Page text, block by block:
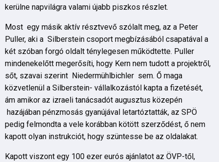
kerülne napvilágra valami újabb piszkos részlet.
Most egy másik aktív résztvevő szólalt meg, az a Peter
Puller, aki a Silberstein csoport megbízásából csapatával a
két szóban forgó oldalt ténylegesen működtette. Puller
mindenekelőtt megerősíti, hogy Kern nem tudott a projektről,
sőt, szavai szerint Niedermühlbichler sem. Ő maga
közvetlenül a Silberstein- vállalkozástól kapta a fizetését,
ám amikor az izraeli tanácsadót augusztus közepén
hazájában pénzmosás gyanújával letartóztatták, az SPÖ
pedig felmondta a vele korábban kötött szerződést, ő nem
kapott olyan instrukciót, hogy szüntesse be az oldalakat.
Kapott viszont egy 100 ezer eurós ajánlatot az ÖVP-től,